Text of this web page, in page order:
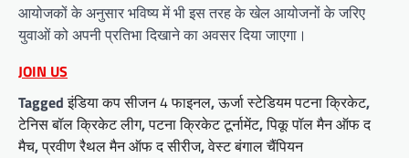
आयोजकों के अनुसार भविष्य में भी इस तरह के खेल आयोजनों के जरिए
युवाओं को अपनी प्रतिभा दिखाने का अवसर दिया जाएगा।
JOIN US
Taggedइंडिया कप सीजन 4 फाइनल,ऊर्जा स्टेडियम पटना क्रिकेट,
टेनिस बॉल क्रिकेट लीग,पटना क्रिकेट टूर्नामेंट,पिकू पॉल मैन ऑफ द
मैच,प्रवीण रैथल मैन ऑफ द सीरीज,वेस्ट बंगाल चैंपियन